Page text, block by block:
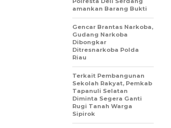
amankan Barang Bukti
Gencar Brantas Narkoba,
Gudang Narkoba
Dibongkar
Ditresnarkoba Polda
Riau
Terkait Pembangunan
Sekolah Rakyat, Pemkab
Tapanuli Selatan
Diminta Segera Ganti
Rugi Tanah Warga
Sipirok